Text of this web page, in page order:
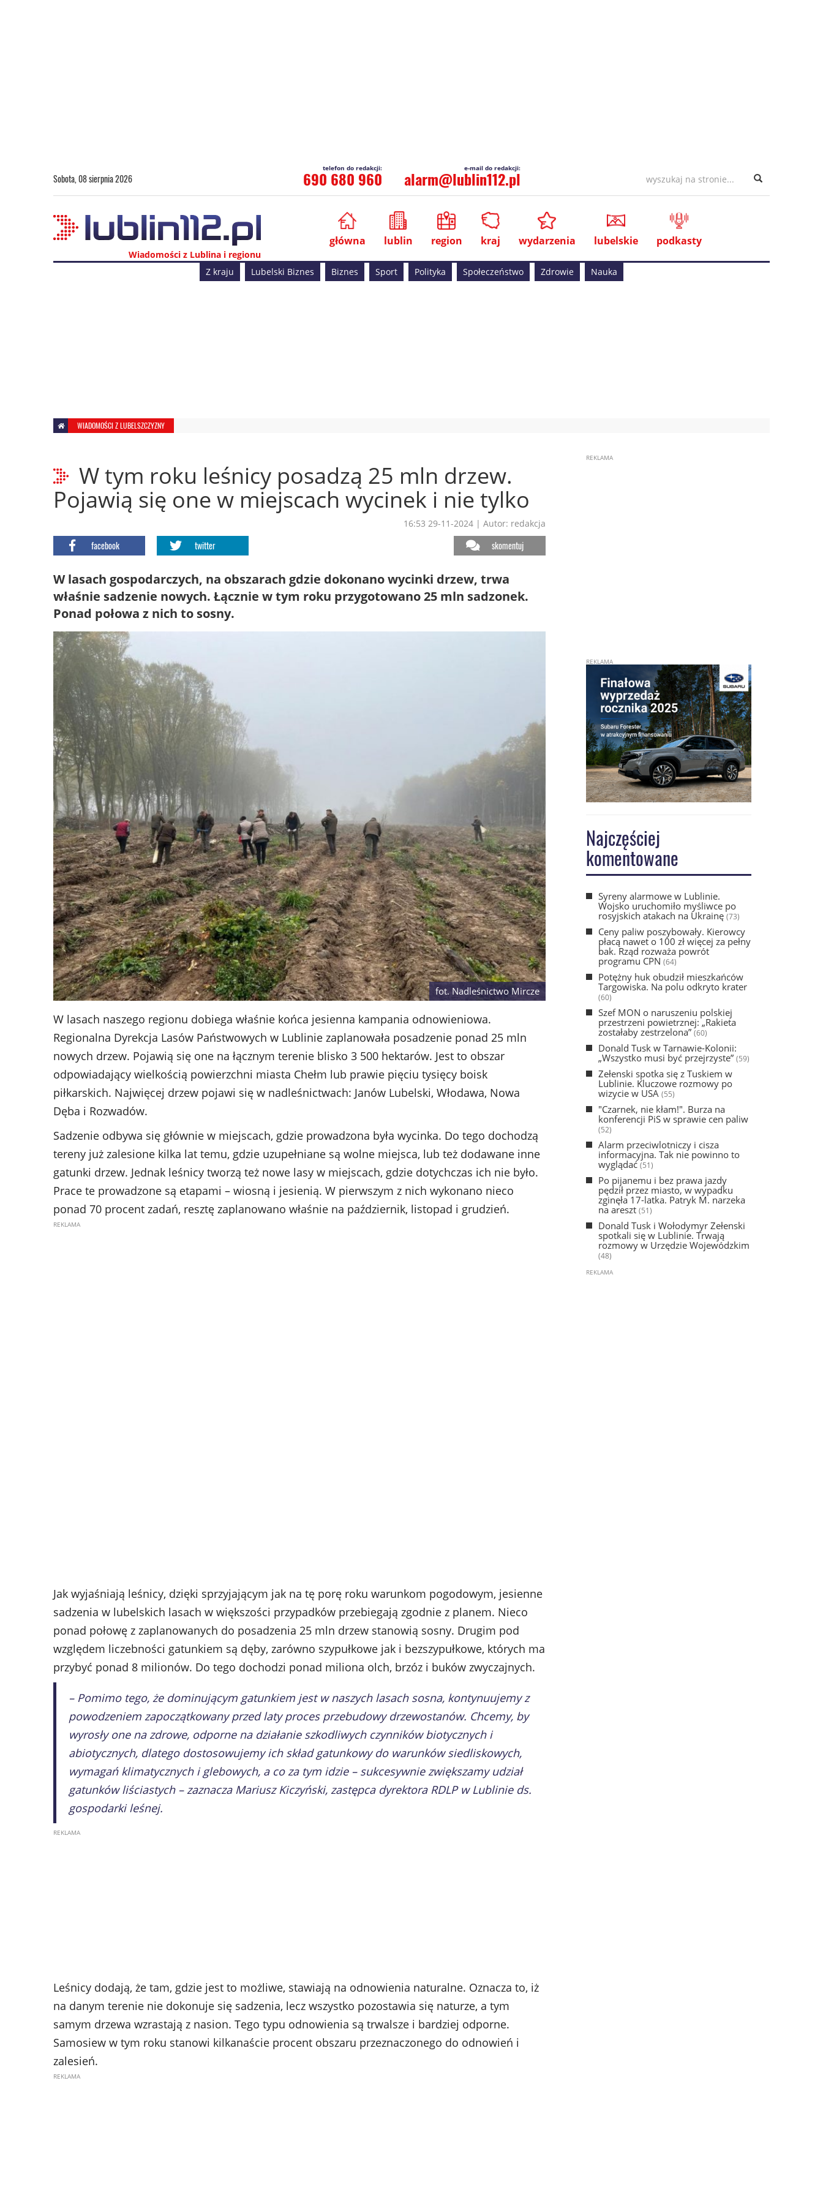
Sobota, 08 sierpnia 2026 690 680 960 alarm@lublin112.pl
Wiadomości z Lublina i regionu
główna lublin region kraj wydarzenia lubelskie podkasty
Z kraju Lubelski Biznes Biznes Sport Polityka Społeczeństwo Zdrowie Nauka
WIADOMOŚCI Z LUBELSZCZYZNY
W tym roku leśnicy posadzą 25 mln drzew.
Pojawią się one w miejscach wycinek i nie tylko
16:53 29-11-2024 | Autor: redakcja
facebook twitter skomentuj
W lasach gospodarczych, na obszarach gdzie dokonano wycinki drzew, trwa
właśnie sadzenie nowych. Łącznie w tym roku przygotowano 25 mln sadzonek.
Ponad połowa z nich to sosny.
fot. Nadleśnictwo Mircze
W lasach naszego regionu dobiega właśnie końca jesienna kampania odnowieniowa.
Regionalna Dyrekcja Lasów Państwowych w Lublinie zaplanowała posadzenie ponad 25 mln
nowych drzew. Pojawią się one na łącznym terenie blisko 3 500 hektarów. Jest to obszar
odpowiadający wielkością powierzchni miasta Chełm lub prawie pięciu tysięcy boisk
piłkarskich. Najwięcej drzew pojawi się w nadleśnictwach: Janów Lubelski, Włodawa, Nowa
Dęba i Rozwadów.
Sadzenie odbywa się głównie w miejscach, gdzie prowadzona była wycinka. Do tego dochodzą
tereny już zalesione kilka lat temu, gdzie uzupełniane są wolne miejsca, lub też dodawane inne
gatunki drzew. Jednak leśnicy tworzą też nowe lasy w miejscach, gdzie dotychczas ich nie było.
Prace te prowadzone są etapami – wiosną i jesienią. W pierwszym z nich wykonano nieco
ponad 70 procent zadań, resztę zaplanowano właśnie na październik, listopad i grudzień.
Jak wyjaśniają leśnicy, dzięki sprzyjającym jak na tę porę roku warunkom pogodowym, jesienne
sadzenia w lubelskich lasach w większości przypadków przebiegają zgodnie z planem. Nieco
ponad połowę z zaplanowanych do posadzenia 25 mln drzew stanowią sosny. Drugim pod
względem liczebności gatunkiem są dęby, zarówno szypułkowe jak i bezszypułkowe, których ma
przybyć ponad 8 milionów. Do tego dochodzi ponad miliona olch, brzóz i buków zwyczajnych.
– Pomimo tego, że dominującym gatunkiem jest w naszych lasach sosna, kontynuujemy z
powodzeniem zapoczątkowany przed laty proces przebudowy drzewostanów. Chcemy, by
wyrosły one na zdrowe, odporne na działanie szkodliwych czynników biotycznych i
abiotycznych, dlatego dostosowujemy ich skład gatunkowy do warunków siedliskowych,
wymagań klimatycznych i glebowych, a co za tym idzie – sukcesywnie zwiększamy udział
gatunków liściastych – zaznacza Mariusz Kiczyński, zastępca dyrektora RDLP w Lublinie ds.
gospodarki leśnej.
Leśnicy dodają, że tam, gdzie jest to możliwe, stawiają na odnowienia naturalne. Oznacza to, iż
na danym terenie nie dokonuje się sadzenia, lecz wszystko pozostawia się naturze, a tym
samym drzewa wzrastają z nasion. Tego typu odnowienia są trwalsze i bardziej odporne.
Samosiew w tym roku stanowi kilkanaście procent obszaru przeznaczonego do odnowień i
zalesień.
Najczęściej
komentowane
Syreny alarmowe w Lublinie.
Wojsko uruchomiło myśliwce po
rosyjskich atakach na Ukrainę(73)
Ceny paliw poszybowały. Kierowcy
płacą nawet o 100 zł więcej za pełny
bak. Rząd rozważa powrót
programu CPN (64)
Potężny huk obudził mieszkańców
Targowiska. Na polu odkryto krater
(60)
Szef MON o naruszeniu polskiej
przestrzeni powietrznej: „Rakieta
zostałaby zestrzelona” (60)
Donald Tusk w Tarnawie-Kolonii:
„Wszystko musi być przejrzyste” (59)
Zełenski spotka się z Tuskiem w
Lublinie. Kluczowe rozmowy po
wizycie w USA (55)
"Czarnek, nie kłam!". Burza na
konferencji PiS w sprawie cen paliw
(52)
Alarm przeciwlotniczy i cisza
informacyjna. Tak nie powinno to
wyglądać(51)
Po pijanemu i bez prawa jazdy
pędził przez miasto, w wypadku
zginęła 17-latka. Patryk M. narzeka
na areszt (51)
Donald Tusk i Wołodymyr Zełenski
spotkali się w Lublinie. Trwają
rozmowy w Urzędzie Wojewódzkim
(48)